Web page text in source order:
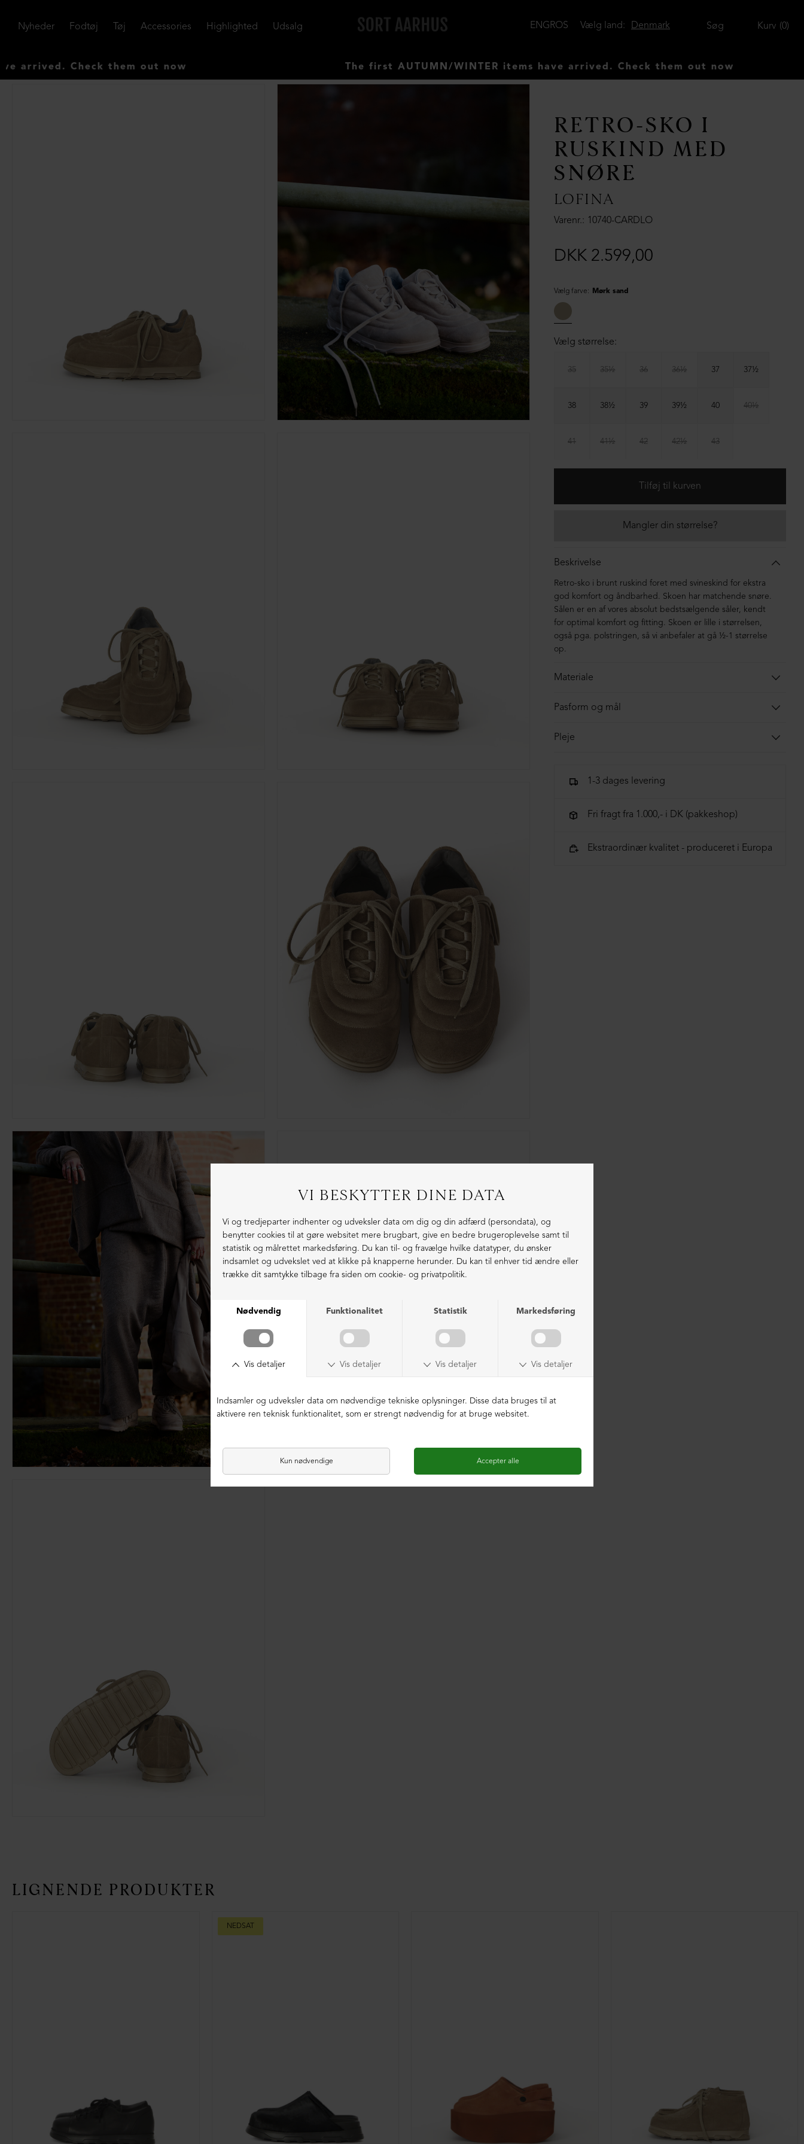
Nyheder Fodtøj Tøj Accessories Highlighted Udsalg Kurv 0
Søg
Denmark
Vælg land:
ENGROS
Check them out now The first AUTUMN/WINTER items have arrived. Check them out now
RETRO-SKO I
RUSKIND MED
SNØRE
LOFINA
Varenr. 10740-CARDLO
DKK 2.599,00
Vælg farve: Mørk sand
Vælg størrelse:
35 35½ 36 36½ 37 37½
38 38½ 39 39½ 40 40½
41 41½ 42 42½ 43
Mangler din størrelse?
Beskrivelse
Retro-sko i brunt ruskind foret med svineskind for ekstra
god komfort og åndbarhed. Skoen har matchende snøre.
Sålen er en af vores absolut bedstsælgende såler, kendt
for optimal komfort og fitting. Skoen er lille i størrelsen,
også pga. polstringen, så vi anbefaler at gå ½-1 størrelse
op.
Materiale
lavet i blandingsmaterialer af syntetisk gummi.
Pasform og mål
og vi tager forbehold for tastefejl.
38 = 24,0 cm | 38½ = 24,4 cm
41 = 26,0 cm
Pleje
fundet et middel som matcher.
1-3 dages levering
Fri fragt fra 1.000,- i DK (pakkeshop)
Ekstraordinær kvalitet - produceret i Europa
LIGNENDE PRODUKTER
NEDSAT